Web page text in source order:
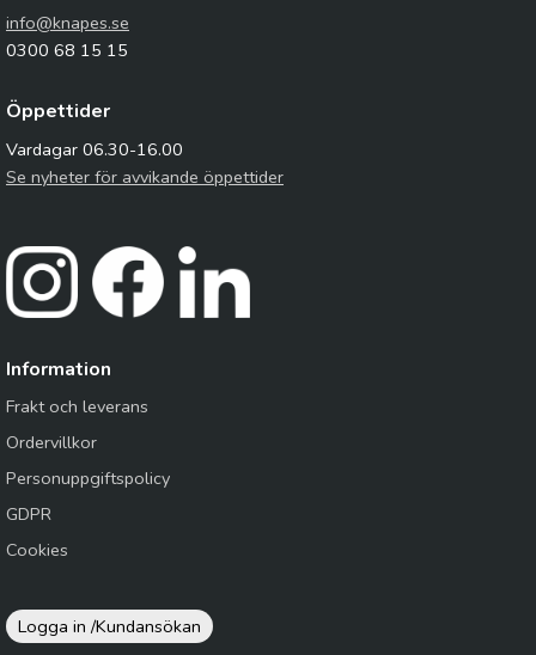
info@knapes.se
0300 68 15 15
Öppettider
Vardagar 06.30-16.00
Se nyheter för avvikande öppettider
Information
Frakt och leverans
Ordervillkor
Personuppgiftspolicy
GDPR
Cookies
Logga in /Kundansökan